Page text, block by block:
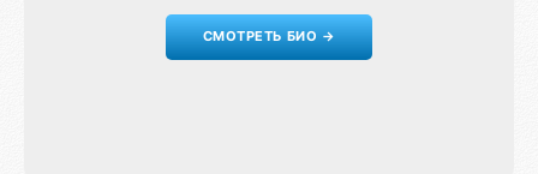
СМОТРЕТЬ БИО →